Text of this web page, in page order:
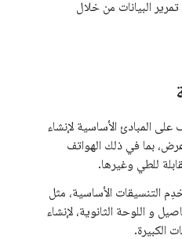
تمرير البيانات من خلال
على المبادئ الأساسية لإنشاء
بما في ذلك الهواتف
للطي وغيرها.
التنسيقات الأساسية، مثل
و اللوحة الثانوية، لإنشاء
الكبيرة.